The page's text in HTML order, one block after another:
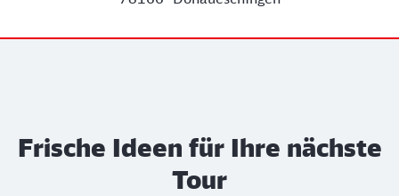
Frische Ideen für Ihre nächste
Tour